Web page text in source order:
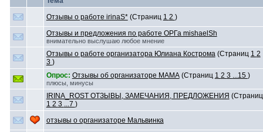
Отзывы о работе irinaS* (Страниц 1 2 )
Отзывы и предложения по работе ОРГа mishaelSh
внимательно выслушаю любое мнение
Отзывы о работе организатора Юлиана Кострома (Страниц 1 2
3 )
Опрос: Отзывы об организаторе МАМА (Страниц 1 2 3 ...15 )
плюсы, минусы
IRINA_ROST ОТЗЫВЫ, ЗАМЕЧАНИЯ, ПРЕДЛОЖЕНИЯ (Страниц
1 2 3 ...7 )
отзывы о организаторе Мальвинка